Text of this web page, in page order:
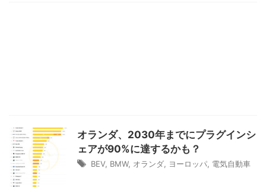
オランダ、2030年までにプラグインシ
ェアが90%に達するかも？
BEV, BMW, オランダ ヨーロッパ 電気自動車